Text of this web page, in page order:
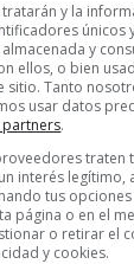
Instruments
2015
Musicales
y la
únicos
y
ellos, o bien
sitio. Tanto
usar datos
partners.
traten
interés legítimo,
tus
página o en el
o retirar el
y cookies.